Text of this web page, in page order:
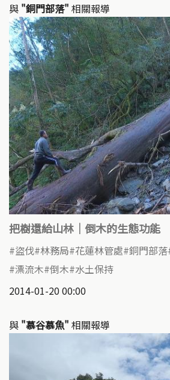
與 "銅門部落" 相關報導
把樹還給山林｜倒木的生態功能
盜伐 林務局 花蓮林管處 銅門部落
漂流木 倒木 水土保持
2014-01-20 00:00
與 "慕谷慕魚" 相關報導